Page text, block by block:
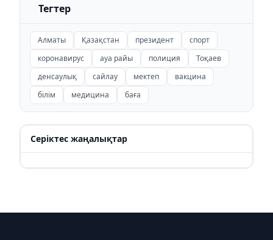
Тегтер
Алматы Қазақстан президент
спорт
коронавирус
ауа райы полиция
Тоқаев
денсаулық
сайлау мектеп
вакцина
білім
медицина баға
Серіктес жаңалықтар